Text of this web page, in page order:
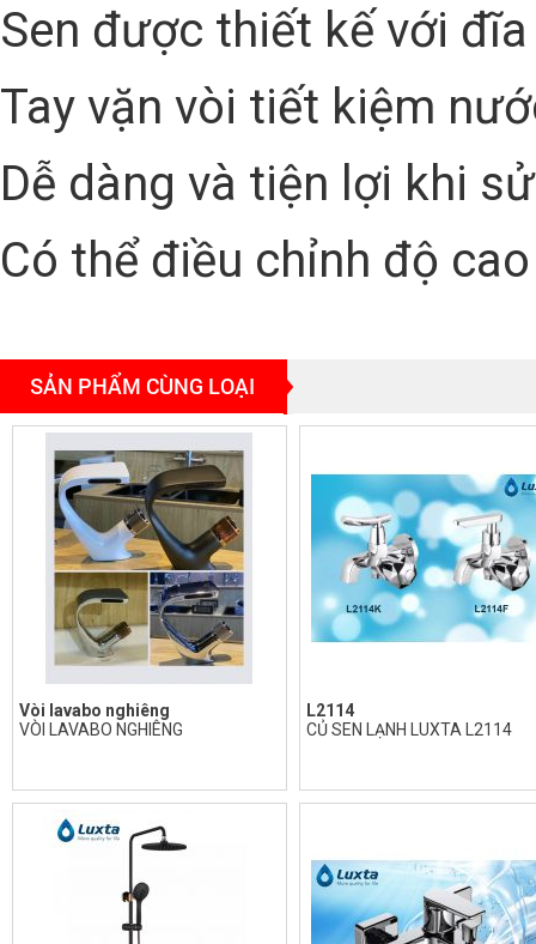
Sen được thiết kế với
Tay vặn vòi tiết kiệm
Dễ dàng và tiện lợi khi
Có thể điều chỉnh độ
SẢN PHẨM CÙNG LOẠI
Vòi lavabo nghiêng
VÒI LAVABO NGHIÊNG
L2114
CỦ SEN LẠNH LUXTA L2114